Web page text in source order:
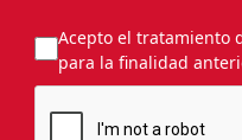
Acepto el tratamiento
para la finalidad